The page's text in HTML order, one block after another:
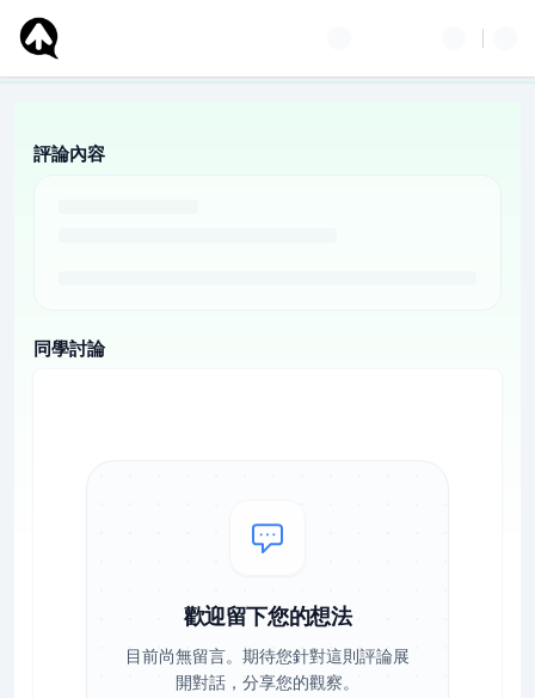
評論內容
同學討論
歡迎留下您的想法
目前尚無留言。期待您針對這則評論展
開對話，分享您的觀察。